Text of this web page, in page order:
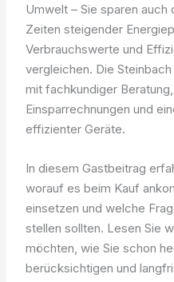
Umwelt – Sie sparen auch
Zeiten steigender
Verbrauchswerte und
vergleichen. Die
mit fachkundiger
Einsparrechnungen und
effizienter Geräte.
In diesem Gastbeitrag
worauf es beim Kauf
einsetzen und welche
stellen sollten. Lesen Sie
möchten, wie Sie schon
berücksichtigen und